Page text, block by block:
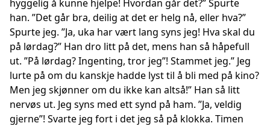
hyggelig å kunne hjelpe! Hvordan går det?” Spurte
han. ”Det går bra, deilig at det er helg nå, eller hva?”
Spurte jeg. ”Ja, uka har vært lang syns jeg! Hva skal du
på lørdag?” Han dro litt på det, mens han så håpefull
ut. ”På lørdag? Ingenting, tror jeg”! Stammet jeg.” Jeg
lurte på om du kanskje hadde lyst til å bli med på kino?
Men jeg skjønner om du ikke kan altså!” Han så litt
nervøs ut. Jeg syns med ett synd på ham. ”Ja, veldig
gjerne”! Svarte jeg fort i det jeg så på klokka. Timen